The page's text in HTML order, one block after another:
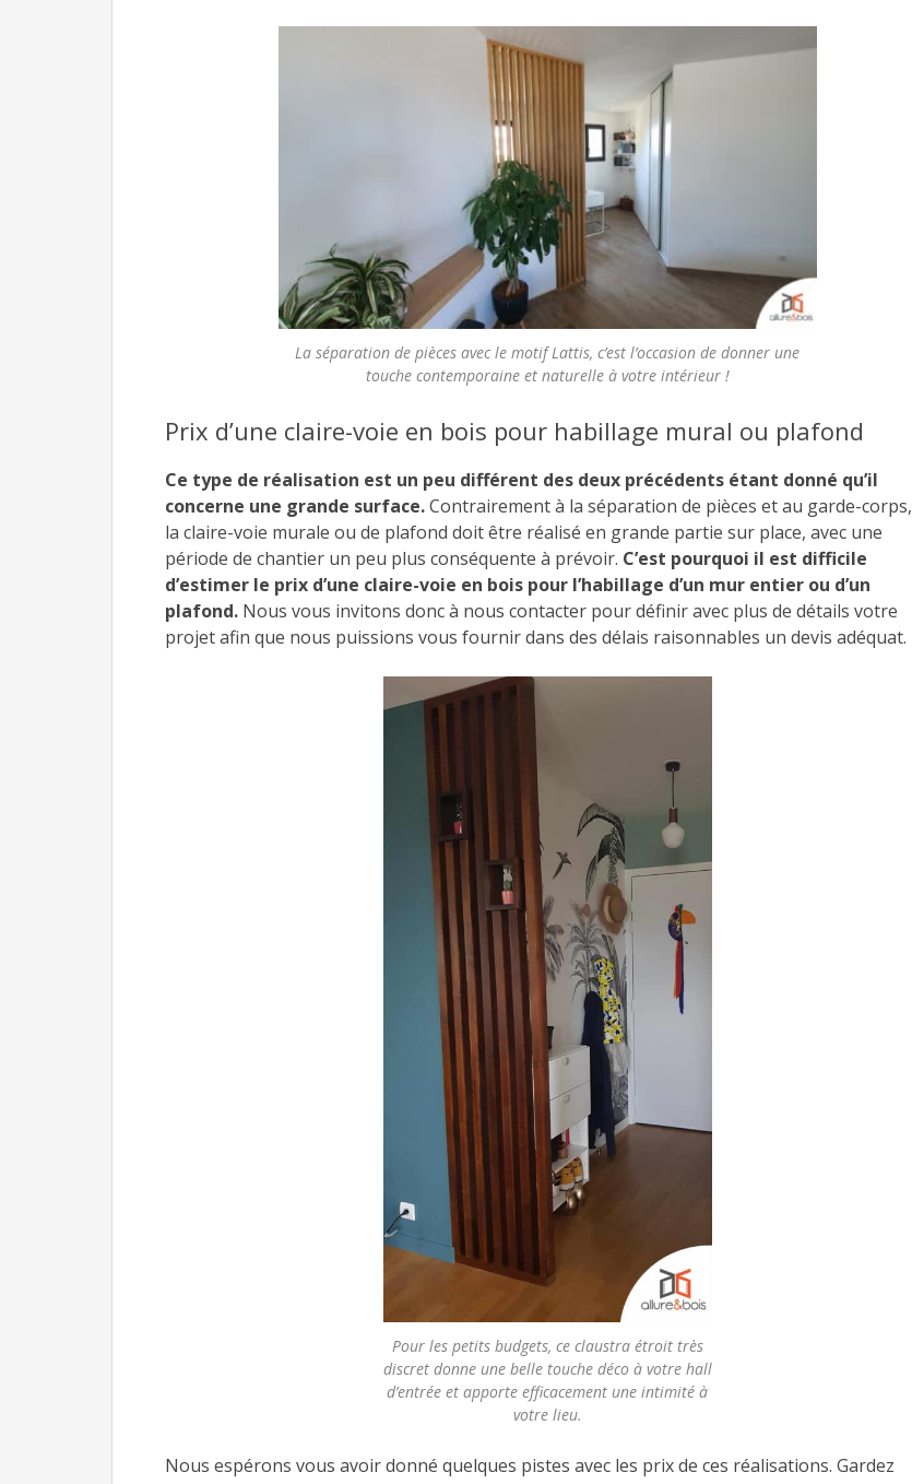
La séparation de pièces avec le motif Lattis, c’est l’occasion de donner une
touche contemporaine et naturelle à votre intérieur !
Prix d’une claire-voie en bois pour habillage mural ou plafond
Ce type de réalisation est un peu différent des deux précédents étant donné qu’il
concerne une grande surface.Contrairement à la séparation de pièces et au garde-corps,
la claire-voie murale ou de plafond doit être réalisé en grande partie sur place, avec une
période de chantier un peu plus conséquente à prévoir. C’est pourquoi il est difficile
d’estimer le prix d’une claire-voie en bois pour l’habillage d’un mur entier ou d’un
plafond. Nous vous invitons donc à nous contacter pour définir avec plus de détails votre
projet afin que nous puissions vous fournir dans des délais raisonnables un devis adéquat.
Pour les petits budgets, ce claustra étroit très
discret donne une belle touche déco à votre hall
d’entrée et apporte efficacement une intimité à
votre lieu.
Nous espérons vous avoir donné quelques pistes avec les prix de ces réalisations. Gardez